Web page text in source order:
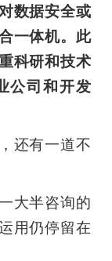
数据安全或
一体机。此
科研和技术
公司和开发
还有一道不
大半咨询的
用仍停留在